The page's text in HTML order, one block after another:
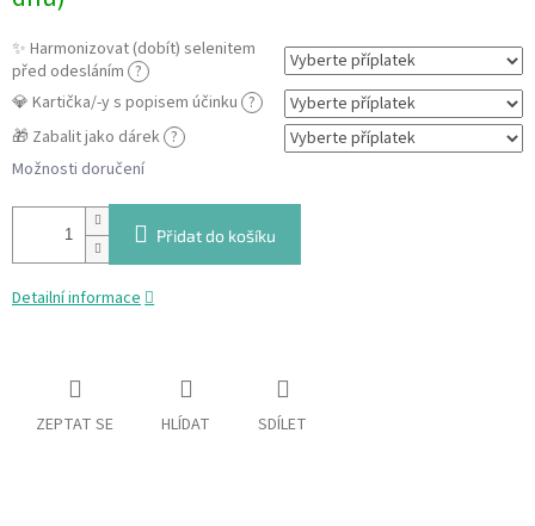
✨ Harmonizovat (dobít) selenitem
před odesláním ?
💎 Kartička/-y s popisem účinku ?
🎁 Zabalit jako dárek ?
Možnosti doručení
Přidat do košíku
Detailní informace
ZEPTAT SE HLÍDAT SDÍLET